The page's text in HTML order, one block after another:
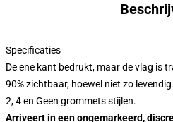
Specificaties
De ene kant bedrukt, maar de vlag is
90% zichtbaar, hoewel niet zo
2, 4 en Geen grommets stijlen.
Arriveert in een ongemarkeerd,